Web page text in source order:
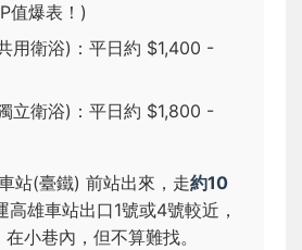
值爆表！)
用衛浴)：平日約 $1,400 -
立衛浴)：平日約 $1,800 -
站(臺鐵) 前站出來，走約10
高雄車站出口1號或4號較近，
在小巷內，但不算難找。